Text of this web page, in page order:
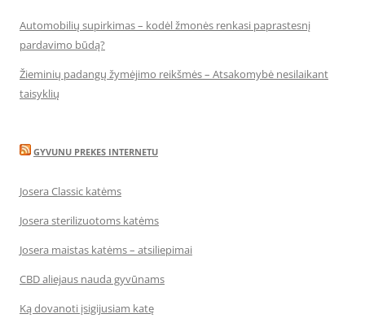
Automobilių supirkimas – kodėl žmonės renkasi paprastesnį
pardavimo būdą?
Žieminių padangų žymėjimo reikšmės – Atsakomybė nesilaikant
taisyklių
GYVUNU PREKES INTERNETU
Josera Classic katėms
Josera sterilizuotoms katėms
Josera maistas katėms – atsiliepimai
CBD aliejaus nauda gyvūnams
Ką dovanoti įsigijusiam katę